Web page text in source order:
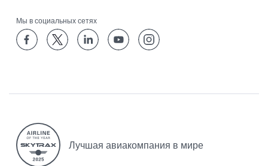
Мы в социальных сетях
Лучшая авиакомпания в мире